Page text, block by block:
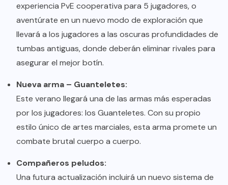
experiencia PvE cooperativa para 5 jugadores, o
aventúrate en un nuevo modo de exploración que
llevará a los jugadores a las oscuras profundidades de
tumbas antiguas, donde deberán eliminar rivales para
asegurar el mejor botín.
Nueva arma – Guanteletes:
Este verano llegará una de las armas más esperadas
por los jugadores: los Guanteletes. Con su propio
estilo único de artes marciales, esta arma promete un
combate brutal cuerpo a cuerpo.
Compañeros peludos:
Una futura actualización incluirá un nuevo sistema de